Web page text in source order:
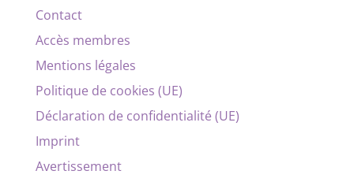
Contact
Accès membres
Mentions légales
Politique de cookies (UE)
Déclaration de confidentialité (UE)
Imprint
Avertissement